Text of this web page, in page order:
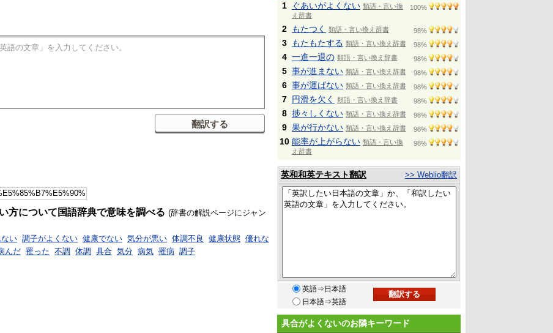
方について国語辞典で意味を調べる (辞書の解説ページにジャン
い 調子がよくない 健康でない 気分が悪い 体調不良 健康状態 優れな
んだ 罹った 不調 体調 具合 気分 病気 罹病 調子
1
ぐあいがよくない 類語・言い換
え辞書
100%
2 もたつく 類語・言い換え辞書 98%
3 もたもたする 類語・言い換え辞書 98%
4 一進一退の 類語・言い換え辞書 98%
5 事が進まない 類語・言い換え辞書 98%
6 事が運ばない 類語・言い換え辞書 98%
7 円滑を欠く 類語・言い換え辞書 98%
8 捗々しくない 類語・言い換え辞書 98%
9 果が行かない 類語・言い換え辞書 98%
10 能率が上がらない 類語・言い換
え辞書
98%
英和和英テキスト翻訳 >> Weblio翻訳
英語⇒日本語
日本語⇒英語
具合がよくないのお隣キーワード